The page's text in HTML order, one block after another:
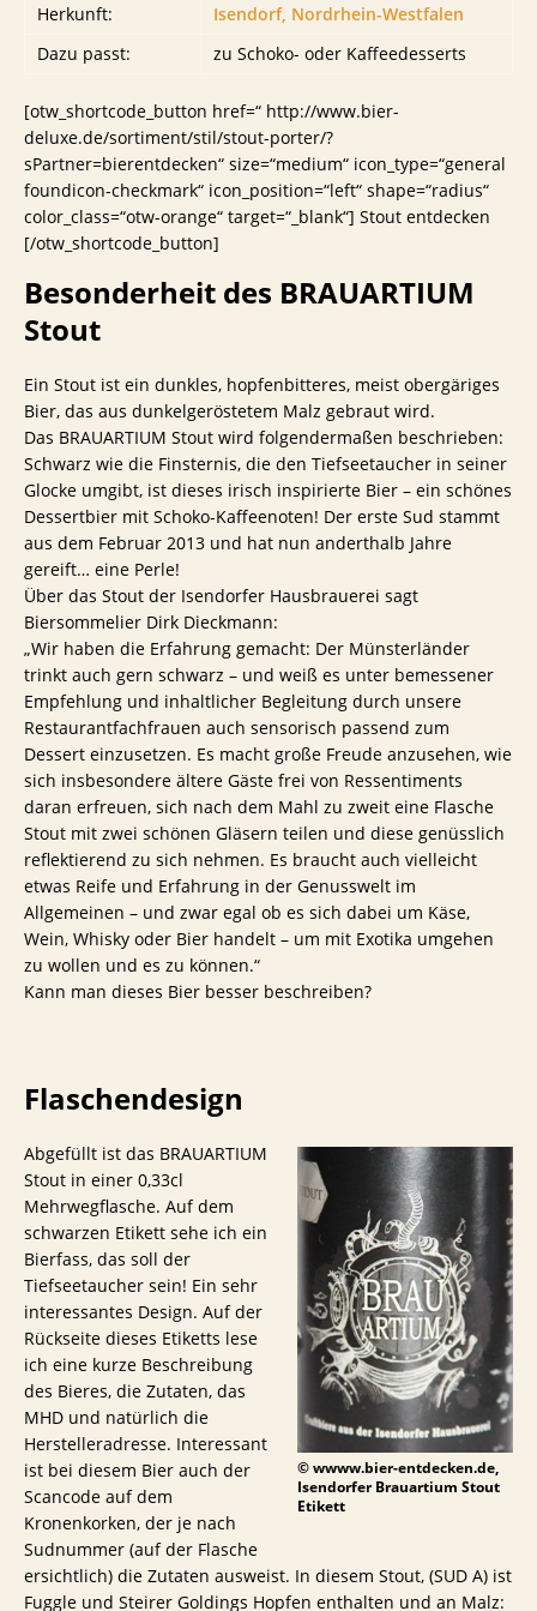
Herkunft:
Isendorf, Nordrhein-Westfalen
Dazu passt:
zu Schoko- oder Kaffeedesserts
[otw_shortcode_button href=“ http://www.bier-
deluxe.de/sortiment/stil/stout-porter/?
sPartner=bierentdecken“ size=“medium“ icon_type=“general
foundicon-checkmark“ icon_position=“left“ shape=“radius“
color_class=“otw-orange“ target=“_blank“] Stout entdecken
[/otw_shortcode_button]
Besonderheit des BRAUARTIUM
Stout
Ein Stout ist ein dunkles, hopfenbitteres, meist obergäriges
Bier, das aus dunkelgeröstetem Malz gebraut wird.
Das BRAUARTIUM Stout wird folgendermaßen beschrieben:
Schwarz wie die Finsternis, die den Tiefseetaucher in seiner
Glocke umgibt, ist dieses irisch inspirierte Bier – ein schönes
Dessertbier mit Schoko-Kaffeenoten! Der erste Sud stammt
aus dem Februar 2013 und hat nun anderthalb Jahre
gereift… eine Perle!
Über das Stout der Isendorfer Hausbrauerei sagt
Biersommelier Dirk Dieckmann:
„Wir haben die Erfahrung gemacht: Der Münsterländer
trinkt auch gern schwarz – und weiß es unter bemessener
Empfehlung und inhaltlicher Begleitung durch unsere
Restaurantfachfrauen auch sensorisch passend zum
Dessert einzusetzen. Es macht große Freude anzusehen, wie
sich insbesondere ältere Gäste frei von Ressentiments
daran erfreuen, sich nach dem Mahl zu zweit eine Flasche
Stout mit zwei schönen Gläsern teilen und diese genüsslich
reflektierend zu sich nehmen. Es braucht auch vielleicht
etwas Reife und Erfahrung in der Genusswelt im
Allgemeinen – und zwar egal ob es sich dabei um Käse,
Wein, Whisky oder Bier handelt – um mit Exotika umgehen
zu wollen und es zu können.“
Kann man dieses Bier besser beschreiben?
Flaschendesign
© wwww.bier-entdecken.de,
Isendorfer Brauartium Stout
Etikett
Abgefüllt ist das BRAUARTIUM
Stout in einer 0,33cl
Mehrwegflasche. Auf dem
schwarzen Etikett sehe ich ein
Bierfass, das soll der
Tiefseetaucher sein! Ein sehr
interessantes Design. Auf der
Rückseite dieses Etiketts lese
ich eine kurze Beschreibung
des Bieres, die Zutaten, das
MHD und natürlich die
Herstelleradresse. Interessant
ist bei diesem Bier auch der
Scancode auf dem
Kronenkorken, der je nach
Sudnummer (auf der Flasche
ersichtlich) die Zutaten ausweist. In diesem Stout, (SUD A) ist
Fuggle und Steirer Goldings Hopfen enthalten und an Malz: